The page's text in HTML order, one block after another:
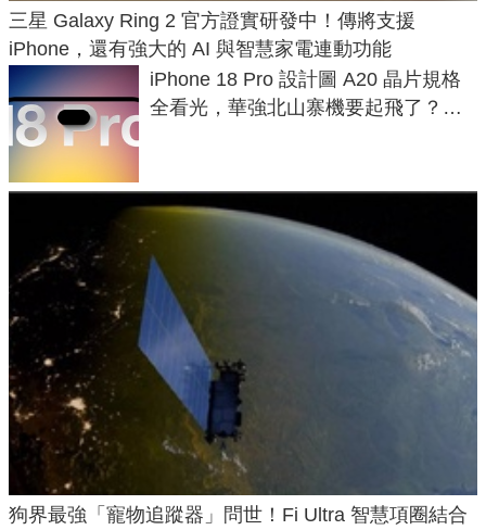
三星 Galaxy Ring 2 官方證實研發中！傳將支援
iPhone，還有強大的 AI 與智慧家電連動功能
iPhone 18 Pro 設計圖 A20 晶片規格
全看光，華強北山寨機要起飛了？專
狗界最強「寵物追蹤器」問世！Fi Ultra 智慧項圈結合